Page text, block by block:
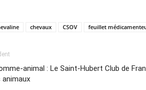
chevaux CSOV feuillet
animal : Le Saint-Hubert Club de